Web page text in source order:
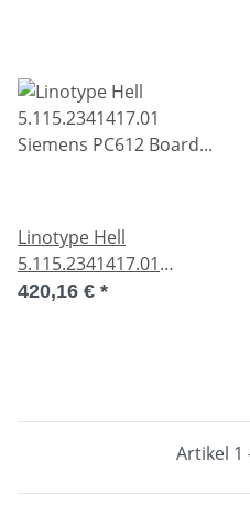
Linotype Hell
5.115.2341417.01
Siemens PC612 Board
420,16 € *
Artikel 1